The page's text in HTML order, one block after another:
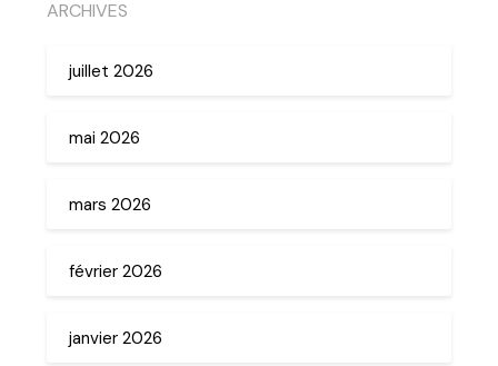
ARCHIVES
juillet 2026
mai 2026
mars 2026
février 2026
janvier 2026